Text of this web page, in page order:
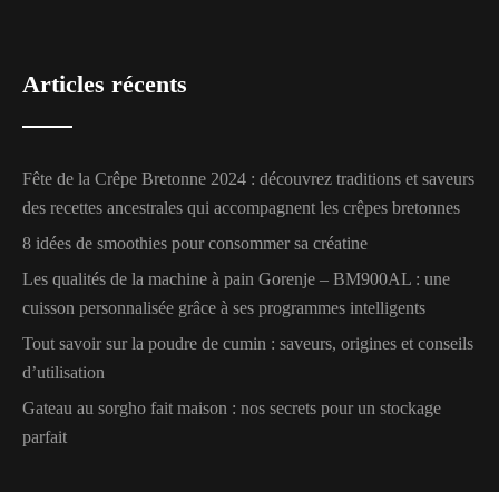
Articles récents
Fête de la Crêpe Bretonne 2024 : découvrez traditions et saveurs
des recettes ancestrales qui accompagnent les crêpes bretonnes
8 idées de smoothies pour consommer sa créatine
Les qualités de la machine à pain Gorenje – BM900AL : une
cuisson personnalisée grâce à ses programmes intelligents
Tout savoir sur la poudre de cumin : saveurs, origines et conseils
d’utilisation
Gateau au sorgho fait maison : nos secrets pour un stockage
parfait